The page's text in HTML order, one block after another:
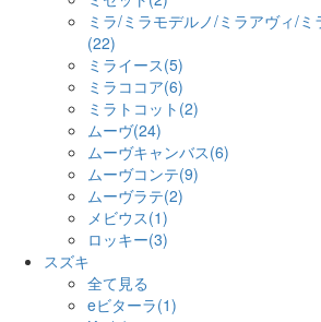
ミラ/ミラモデルノ/ミラアヴィ/
(22)
ミライース(5)
ミラココア(6)
ミラトコット(2)
ムーヴ(24)
ムーヴキャンバス(6)
ムーヴコンテ(9)
ムーヴラテ(2)
メビウス(1)
ロッキー(3)
スズキ
全て見る
eビターラ(1)